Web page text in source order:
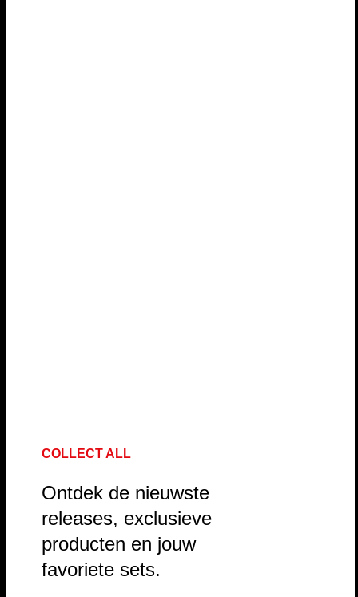
COLLECT ALL
Ontdek de nieuwste
releases, exclusieve
producten en jouw
favoriete sets.